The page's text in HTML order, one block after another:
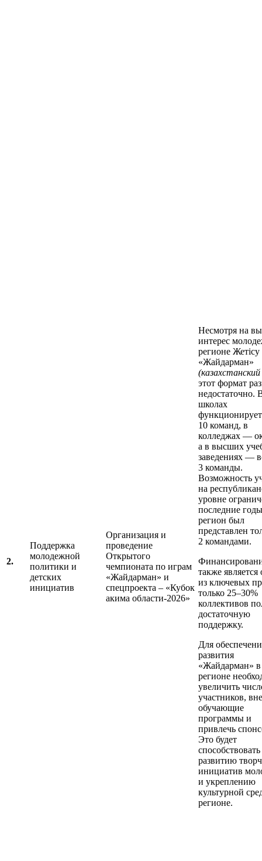
2.
Поддержка
молодежной
политики и
детских
инициатив
Организация и
проведение
Открытого
чемпионата по играм
«Жайдарман» и
спецпроекта – «Кубок
акима области-2026»
Несмотря на
интерес
регионе Жетісу
«Жайдарман»
этот формат
недостаточно.
школах
10 команд, в
колледжах —
а в высших
заведениях —
3 команды.
Возможность
на
уровне
последние годы
регион был
представлен
2 командами.
также является
из ключевых
только 25–30%
коллективов
достаточную
поддержку.
Для
развития
«Жайдарман» в
регионе
увеличить
участников,
обучающие
программы и
привлечь
Это будет
способствовать
развитию
инициатив
и укреплению
культурной
регионе.